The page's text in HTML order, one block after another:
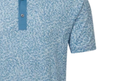
Golfové hole
Oblečení